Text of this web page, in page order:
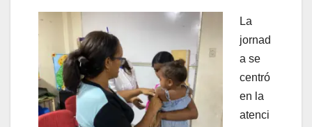
La
jornad
a se
centró
en la
atenci